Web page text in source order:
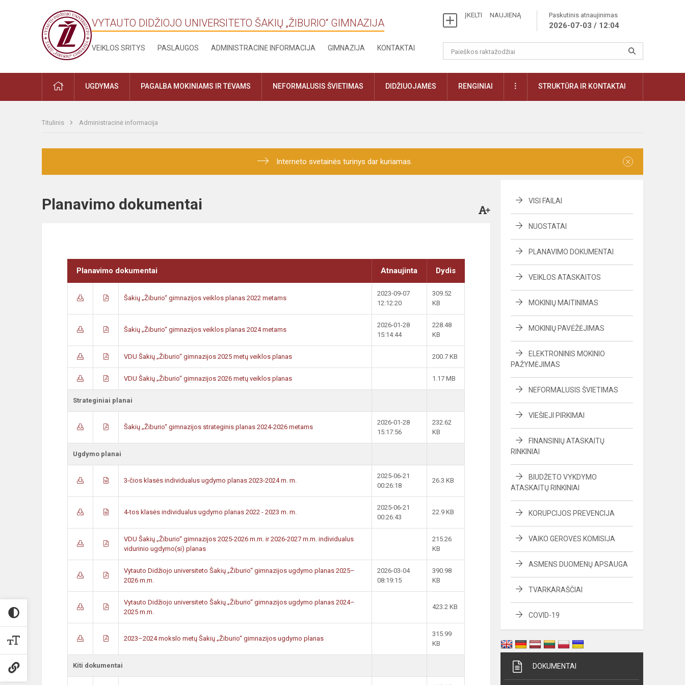
VYTAUTO DIDŽIOJO UNIVERSITETO ŠAKIŲ „ŽIBURIO“ GIMNAZIJA
VEIKLOS SRITYS PASLAUGOS ADMINISTRACINĖ INFORMACIJA GIMNAZIJA KONTAKTAI
ĮKELTI NAUJIENĄ Paskutinis atnaujinimas
2026-07-03 / 12:04
UGDYMAS PAGALBA MOKINIAMS IR TĖVAMS NEFORMALUSIS ŠVIETIMAS DIDŽIUOJAMĖS RENGINIAI STRUKTŪRA IR KONTAKTAI
Titulinis Administracinė informacija
Interneto svetainės turinys dar kuriamas. ×
Planavimo dokumentai
Planavimo dokumentai Atnaujinta Dydis
Šakių „Žiburio“ gimnazijos veiklos planas 2022 metams
2023-09-07
12:12:20
309.52
KB
Šakių „Žiburio“ gimnazijos veiklos planas 2024 metams
2026-01-28
15:14:44
228.48
KB
VDU Šakių „Žiburio“ gimnazijos 2025 metų veiklos planas 200.7 KB
VDU Šakių „Žiburio“ gimnazijos 2026 metų veiklos planas 1.17 MB
Strateginiai planai
Šakių „Žiburio“ gimnazijos strateginis planas 2024-2026 metams
2026-01-28
15:17:56
232.62
KB
Ugdymo planai
3-čios klasės individualus ugdymo planas 2023-2024 m. m.
2025-06-21
00:26:18
26.3 KB
4-tos klasės individualus ugdymo planas 2022 - 2023 m. m.
2025-06-21
00:26:43
22.9 KB
VDU Šakių „Žiburio“ gimnazijos 2025-2026 m.m. ir 2026-2027 m.m. individualus
vidurinio ugdymo(si) planas
215.26
KB
Vytauto Didžiojo universiteto Šakių „Žiburio“ gimnazijos ugdymo planas 2025–
2026 m.m.
2026-03-04
08:19:15
390.98
KB
Vytauto Didžiojo universiteto Šakių „Žiburio“ gimnazijos ugdymo planas 2024–
2025 m.m.
423.2 KB
2023–2024 mokslo metų Šakių „Žiburio“ gimnazijos ugdymo planas
315.99
KB
Kiti dokumentai
VISI FAILAI
NUOSTATAI
PLANAVIMO DOKUMENTAI
VEIKLOS ATASKAITOS
MOKINIŲ MAITINIMAS
MOKINIŲ PAVĖŽĖJIMAS
ELEKTRONINIS MOKINIO
PAŽYMĖJIMAS
NEFORMALUSIS ŠVIETIMAS
VIEŠIEJI PIRKIMAI
FINANSINIŲ ATASKAITŲ
RINKINIAI
BIUDŽETO VYKDYMO
ATASKAITŲ RINKINIAI
KORUPCIJOS PREVENCIJA
VAIKO GEROVĖS KOMISIJA
ASMENS DUOMENŲ APSAUGA
TVARKARAŠČIAI
COVID-19
DOKUMENTAI